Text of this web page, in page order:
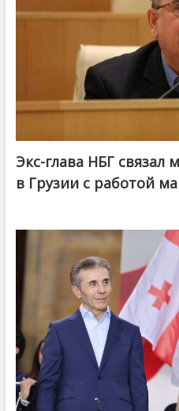
Экс-глава НБГ
в Грузии с работой